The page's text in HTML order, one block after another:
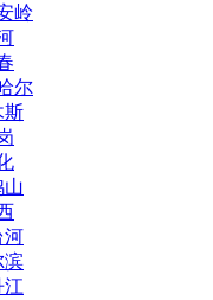
岭
尔
斯
山
河
滨
江